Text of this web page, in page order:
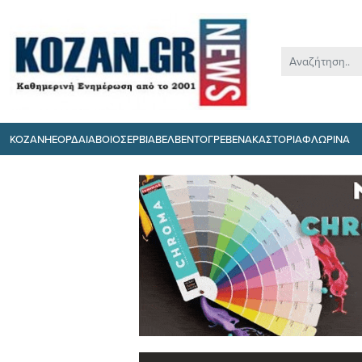
ΚΟΖΑΝΗΕΟΡΔΑΙΑΒΟΙΟΣΕΡΒΙΑΒΕΛΒΕΝΤΟΓΡΕΒΕΝΑΚΑΣΤΟΡΙΑΦΛΩΡΙΝΑ